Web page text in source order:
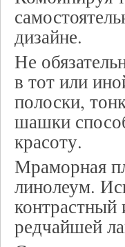
дизайне.
Не
в тот или
полоски,
шашки
красоту.
Мраморная
линолеум.
контрастный
редчайшей